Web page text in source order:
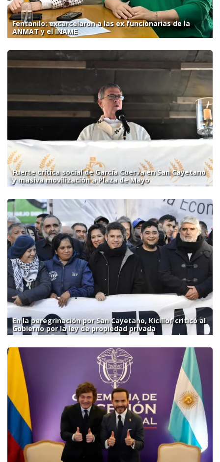
Fentanilo: excarcelaron a las ex funcionarias de la
ANMAT y el INAME
Fuerte crítica social de García Cuerva en San Cayetano
y masiva movilización a Plaza de Mayo
En la peregrinación por San Cayetano, Kicillof criticó al
Gobierno por la ley de propiedad privada